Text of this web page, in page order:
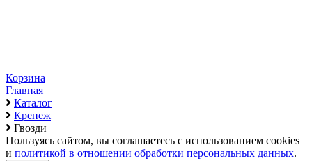
Корзина
Главная
Каталог
Крепеж
Гвозди
Пользуясь сайтом, вы соглашаетесь с использованием cookies
и политикой в отношении обработки персональных данных.